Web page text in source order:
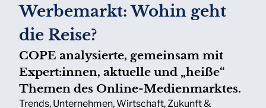
Werbemarkt: Wohin geht
die Reise?
COPE analysierte, gemeinsam mit
Expert:innen, aktuelle und „heiße“
Themen des Online-Medienmarktes.
Trends, Unternehmen,Wirtschaft,Zukunft &